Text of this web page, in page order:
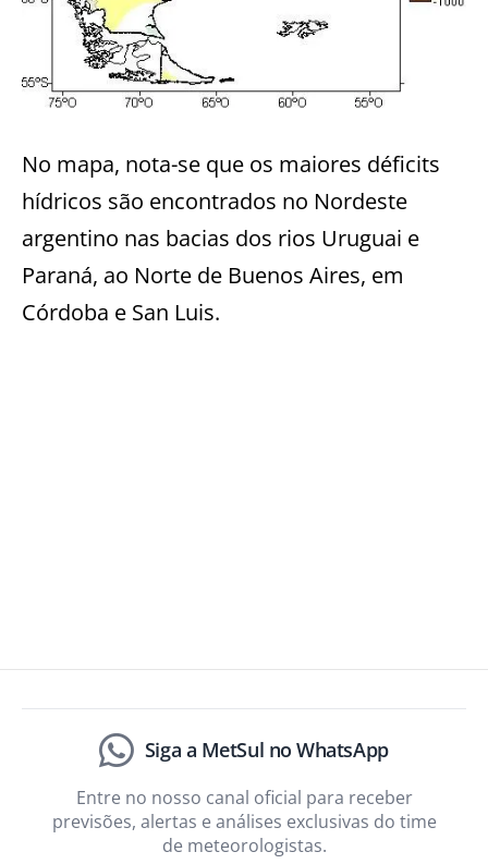
No mapa, nota-se que os maiores déficits
hídricos são encontrados no Nordeste
argentino nas bacias dos rios Uruguai e
Paraná, ao Norte de Buenos Aires, em
Córdoba e San Luis.
Siga a MetSul no WhatsApp
Entre no nosso canal oficial para receber
previsões, alertas e análises exclusivas do time
de meteorologistas.